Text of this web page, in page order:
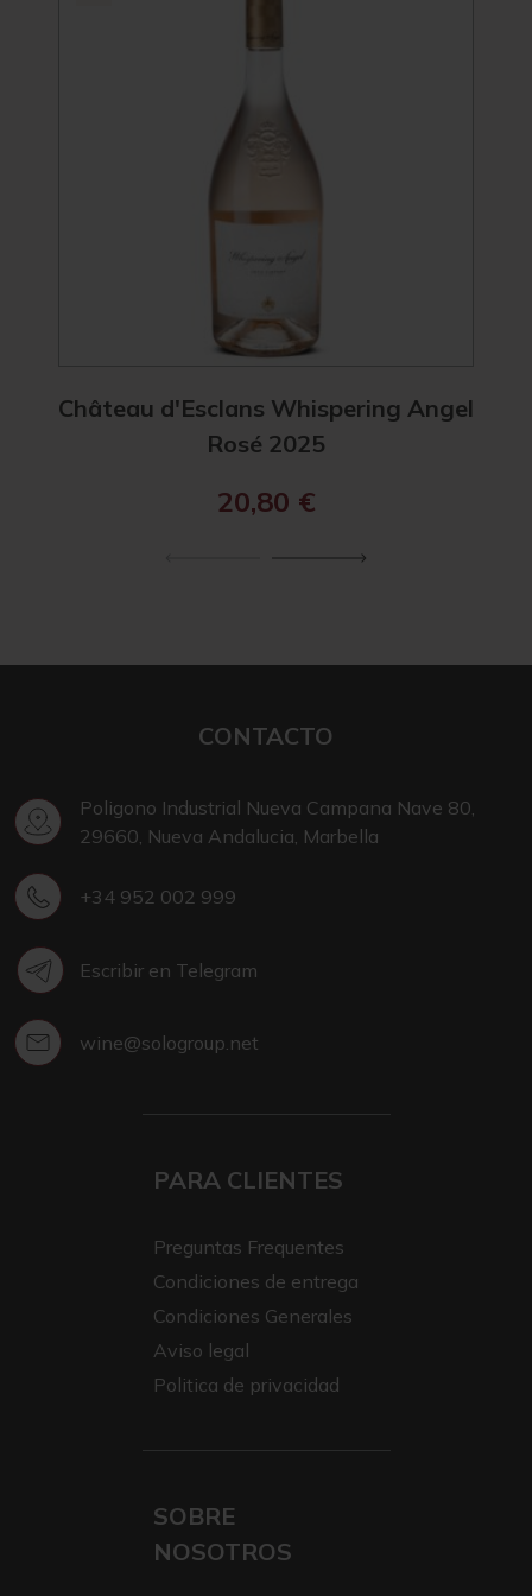
Château d'Esclans Whispering Angel
Rosé 2025
20,80 €
CONTACTO
Poligono Industrial Nueva Campana Nave 80,
29660, Nueva Andalucia, Marbella
+34 952 002 999
Escribir en Telegram
wine@sologroup.net
PARA CLIENTES
Preguntas Frequentes
Condiciones de entrega
Condiciones Generales
Aviso legal
Politica de privacidad
SOBRE
NOSOTROS